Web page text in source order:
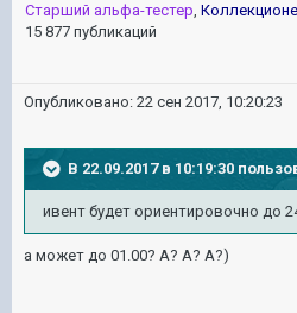
Старший альфа-тестер,
15 877 публикаций
Опубликовано: 22 сен 2017, 10:20:23
В 22.09.2017 в 10:19:30
ивент будет ориентировочно до
а может до 01.00? А? А? А?)